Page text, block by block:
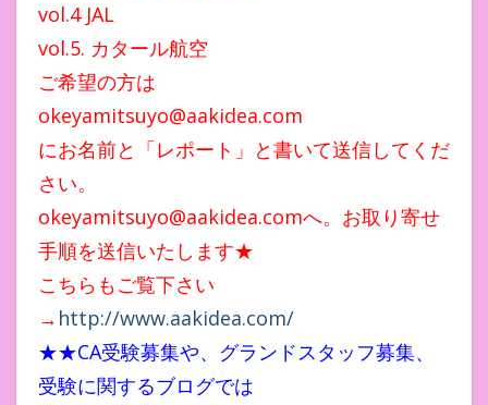
vol.4 JAL
vol.5. カタール航空
ご希望の方は
okeyamitsuyo@aakidea.com
にお名前と「レポート」と書いて送信してくだ
さい。
okeyamitsuyo@aakidea.comへ。お取り寄せ
手順を送信いたします★
こちらもご覧下さい
→ http://www.aakidea.com/
★★CA受験募集や、グランドスタッフ募集、
受験に関するブログでは